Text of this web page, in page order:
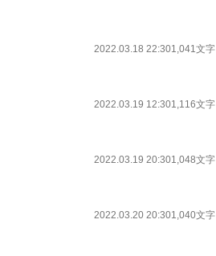
2022.03.18 22:301,041文字
2022.03.19 12:301,116文字
2022.03.19 20:301,048文字
2022.03.20 20:301,040文字